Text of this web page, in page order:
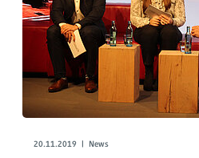
20.11.2019 | News